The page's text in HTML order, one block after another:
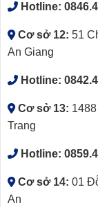
Hotline:
Cơ sở 12: 51
An Giang
Hotline:
Cơ sở 13:
Trang
Hotline:
Cơ sở 14: 01
An